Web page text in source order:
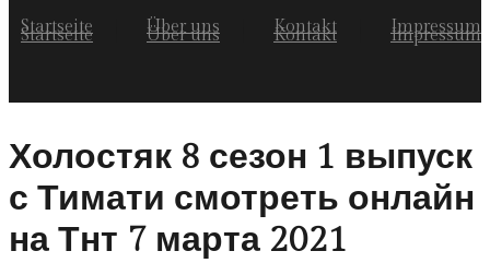
Startseite Über uns Kontakt Impressum
Startseite Über uns Kontakt Impressum
Холостяк 8 сезон 1 выпуск
с Тимати смотреть онлайн
на Тнт 7 марта 2021